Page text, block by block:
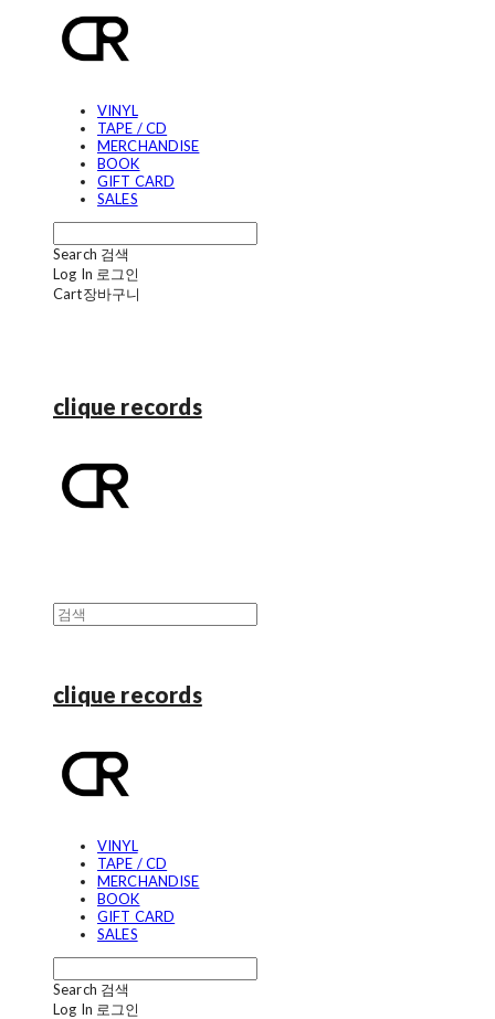
VINYL
TAPE / CD
MERCHANDISE
BOOK
GIFT CARD
SALES
Search 검색
Log In 로그인
Cart장바구니
clique records
clique records
VINYL
TAPE / CD
MERCHANDISE
BOOK
GIFT CARD
SALES
Search 검색
Log In 로그인